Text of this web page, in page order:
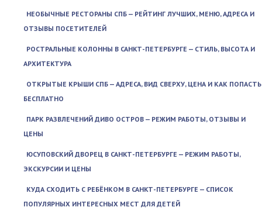
НЕОБЫЧНЫЕ РЕСТОРАНЫ СПБ — РЕЙТИНГ ЛУЧШИХ, МЕНЮ, АДРЕСА И
ОТЗЫВЫ ПОСЕТИТЕЛЕЙ
РОСТРАЛЬНЫЕ КОЛОННЫ В САНКТ-ПЕТЕРБУРГЕ — СТИЛЬ, ВЫСОТА И
АРХИТЕКТУРА
ОТКРЫТЫЕ КРЫШИ СПБ — АДРЕСА, ВИД СВЕРХУ, ЦЕНА И КАК ПОПАСТЬ
БЕСПЛАТНО
ПАРК РАЗВЛЕЧЕНИЙ ДИВО ОСТРОВ — РЕЖИМ РАБОТЫ, ОТЗЫВЫ И
ЦЕНЫ
ЮСУПОВСКИЙ ДВОРЕЦ В САНКТ-ПЕТЕРБУРГЕ — РЕЖИМ РАБОТЫ,
ЭКСКУРСИИ И ЦЕНЫ
КУДА СХОДИТЬ С РЕБЁНКОМ В САНКТ-ПЕТЕРБУРГЕ — СПИСОК
ПОПУЛЯРНЫХ ИНТЕРЕСНЫХ МЕСТ ДЛЯ ДЕТЕЙ